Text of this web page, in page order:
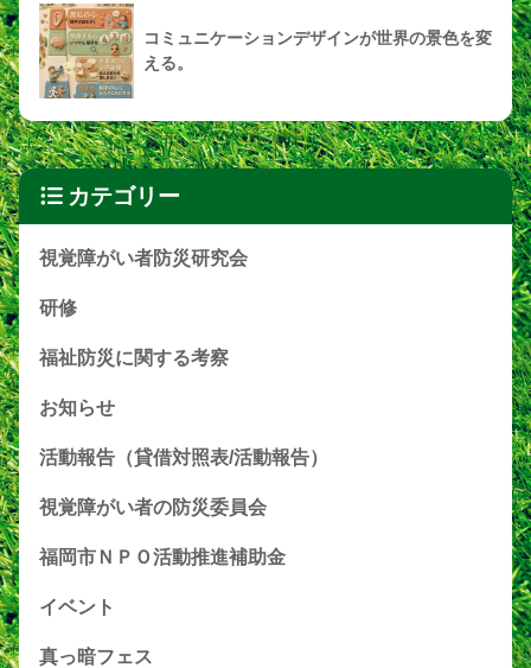
コミュニケーションデザインが世界の景色を変
える。
カテゴリー
視覚障がい者防災研究会
研修
福祉防災に関する考察
お知らせ
活動報告（貸借対照表/活動報告）
視覚障がい者の防災委員会
福岡市ＮＰＯ活動推進補助金
イベント
真っ暗フェス